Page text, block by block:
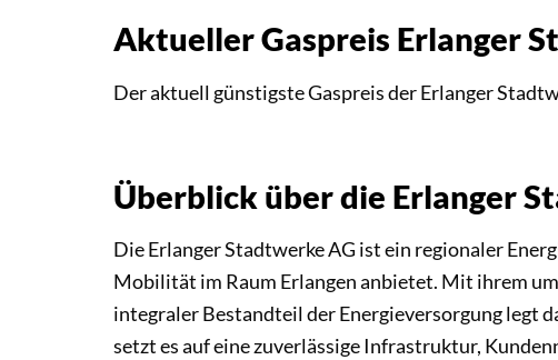
Aktueller Gaspreis Erlanger
Der aktuell günstigste Gaspreis der Erlanger
Überblick über die Erlanger
Die Erlanger Stadtwerke AG ist ein regionaler
Mobilität im Raum Erlangen anbietet. Mit ihrem
integraler Bestandteil der Energieversorgung legt
setzt es auf eine zuverlässige Infrastruktur,